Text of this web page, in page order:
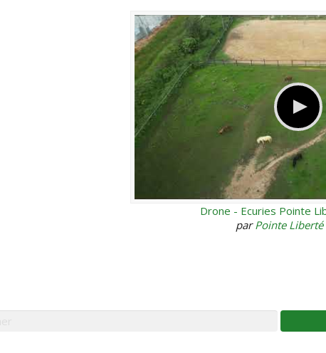
Drone - Ecuries Pointe
parPointe Liberté